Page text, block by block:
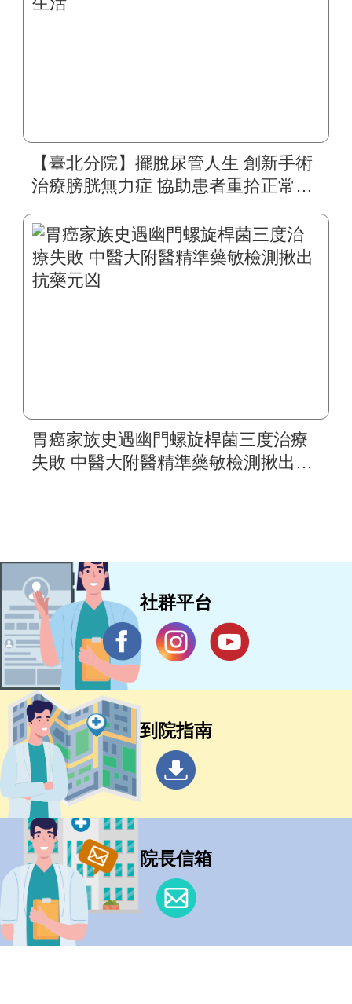
【臺北分院】擺脫尿管人生 創新手術
治療膀胱無力症 協助患者重拾正常生
胃癌家族史遇幽門螺旋桿菌三度治療
失敗 中醫大附醫精準藥敏檢測揪出抗
社群平台
到院指南
院長信箱